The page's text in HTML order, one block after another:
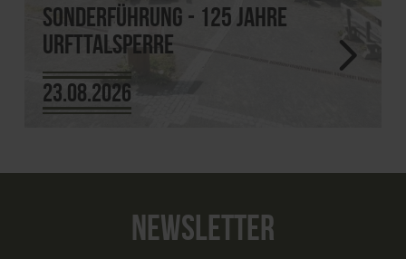
Sonderführung - 125 Jahre
Urfttalsperre
23.08.2026
NEWSLETTER